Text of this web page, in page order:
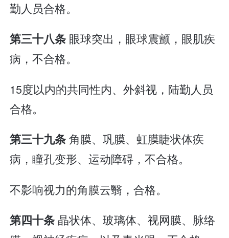
勤人员合格。
第三十八条 眼球突出，眼球震颤，眼肌疾
病，不合格。
15度以内的共同性内、外斜视，陆勤人员
合格。
第三十九条角膜、巩膜、虹膜睫状体疾
病，瞳孔变形、运动障碍，不合格。
不影响视力的角膜云翳，合格。
第四十条 晶状体、玻璃体、视网膜、脉络